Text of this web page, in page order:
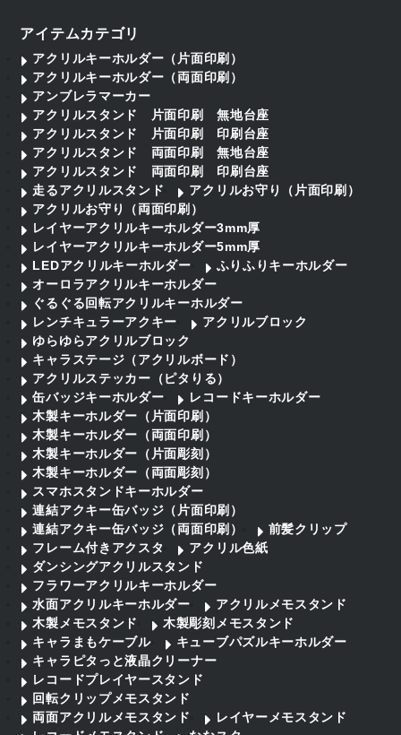
アイテムカテゴリ
アクリルキーホルダー（片面印刷）
アクリルキーホルダー（両面印刷）
アンブレラマーカー
アクリルスタンド 片面印刷 無地台座
アクリルスタンド 片面印刷 印刷台座
アクリルスタンド 両面印刷 無地台座
アクリルスタンド 両面印刷 印刷台座
走るアクリルスタンド
アクリルお守り（片面印刷）
アクリルお守り（両面印刷）
レイヤーアクリルキーホルダー3mm厚
レイヤーアクリルキーホルダー5mm厚
LEDアクリルキーホルダー
ふりふりキーホルダー
オーロラアクリルキーホルダー
ぐるぐる回転アクリルキーホルダー
レンチキュラーアクキー
アクリルブロック
ゆらゆらアクリルブロック
キャラステージ（アクリルボード）
アクリルステッカー（ピタりる）
缶バッジキーホルダー
レコードキーホルダー
木製キーホルダー（片面印刷）
木製キーホルダー（両面印刷）
木製キーホルダー（片面彫刻）
木製キーホルダー（両面彫刻）
スマホスタンドキーホルダー
連結アクキー缶バッジ（片面印刷）
連結アクキー缶バッジ（両面印刷）
前髪クリップ
フレーム付きアクスタ
アクリル色紙
ダンシングアクリルスタンド
フラワーアクリルキーホルダー
水面アクリルキーホルダー
アクリルメモスタンド
木製メモスタンド
木製彫刻メモスタンド
キャラまもケーブル
キューブパズルキーホルダー
キャラピタっと液晶クリーナー
レコードプレイヤースタンド
回転クリップメモスタンド
両面アクリルメモスタンド
レイヤーメモスタンド